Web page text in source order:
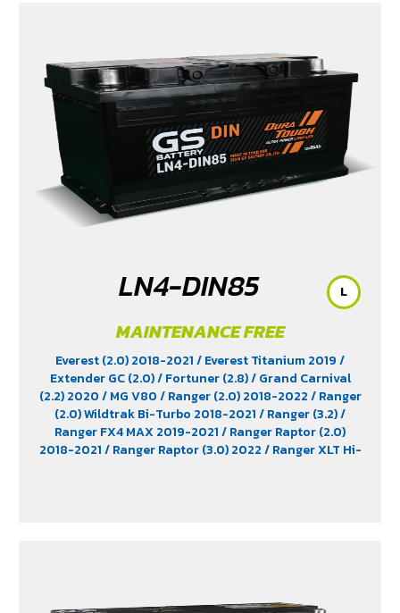
Territory (2.7)/ X-Trail Hybrid (2.0)
LN4-DIN85
MAINTENANCE FREE
Everest (2.0) 2018-2021/ Everest Titanium 2019/
Extender GC (2.0)/ Fortuner (2.8)/ Grand Carnival
(2.2) 2020/ MG V80/ Ranger (2.0) 2018-2022/ Ranger
(2.0) Wildtrak Bi-Turbo 2018-2021/ Ranger (3.2)/
Ranger FX4 MAX 2019-2021/ Ranger Raptor (2.0)
2018-2021/ Ranger Raptor (3.0) 2022/ Ranger XLT Hi-
L